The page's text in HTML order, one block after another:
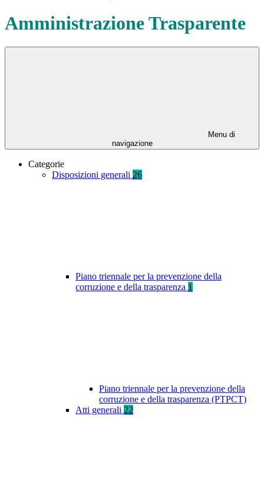
Amministrazione Trasparente
Menu di
navigazione
Categorie
Disposizioni generali 26
Piano triennale per la prevenzione della
corruzione e della trasparenza 1
Piano triennale per la prevenzione della
corruzione e della trasparenza (PTPCT)
Atti generali 22